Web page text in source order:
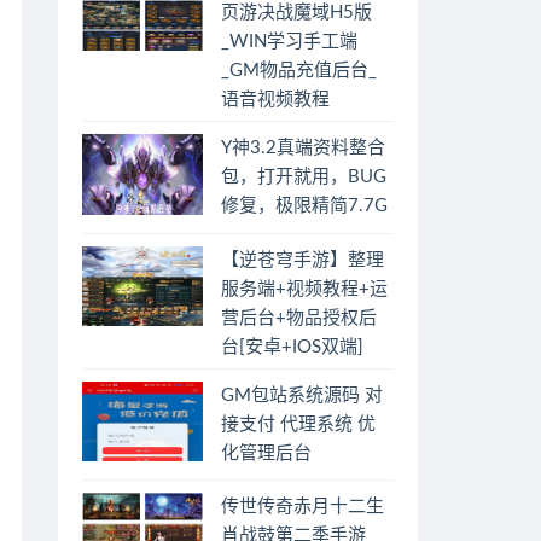
页游决战魔域H5版
_WIN学习手工端
_GM物品充值后台_
语音视频教程
Y神3.2真端资料整合
包，打开就用，BUG
修复，极限精简7.7G
【逆苍穹手游】整理
服务端+视频教程+运
营后台+物品授权后
台[安卓+IOS双端]
GM包站系统源码 对
接支付 代理系统 优
化管理后台
传世传奇赤月十二生
肖战鼓第二季手游